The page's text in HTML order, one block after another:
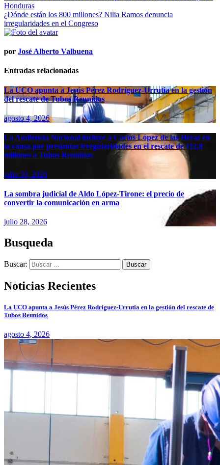
Honduras
¿Dónde están los 800 millones? Nilia Ramos denuncia
irregularidades en el Congreso
por José Alberto Valbuena
Entradas relacionadas
La UCO apunta a Jesús Pérez Rodríguez-Urrutia en la gestión
del rescate de Tubos Reunidos
agosto 4, 2026
La Audiencia Nacional incluye a Carlos López de las Heras en
la causa por presuntas irregularidades en el rescate de 112,8
millones a Tubos Reunidos
julio 30, 2026
La sombra judicial de Aldo López-Tirone: el precio de
convertir la comunicación en arma
julio 28, 2026
Busqueda
Buscar:
Noticias Recientes
La UCO apunta a Jesús Pérez Rodríguez-Urrutia en la gestión del rescate de
Tubos Reunidos
agosto 4, 2026